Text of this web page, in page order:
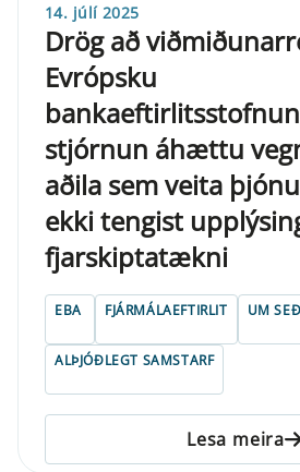
14. júlí 2025
Drög að
Evrópsku
stjórnun áhættu
aðila sem veita
ekki tengist
fjarskiptatækni
EBA FJÁRMÁLAEFTIRLIT UM
ALÞJÓÐLEGT SAMSTARF
Lesa meira